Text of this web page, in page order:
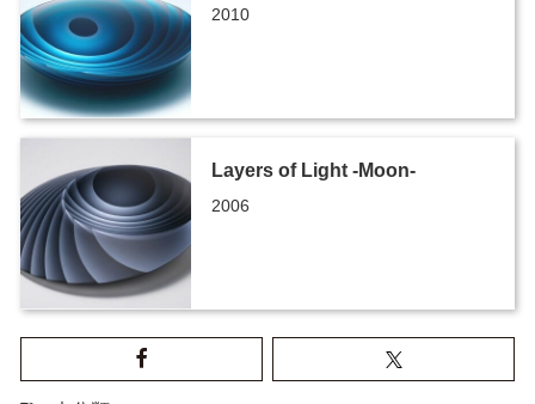
2010
Layers of Light -Moon-
2006